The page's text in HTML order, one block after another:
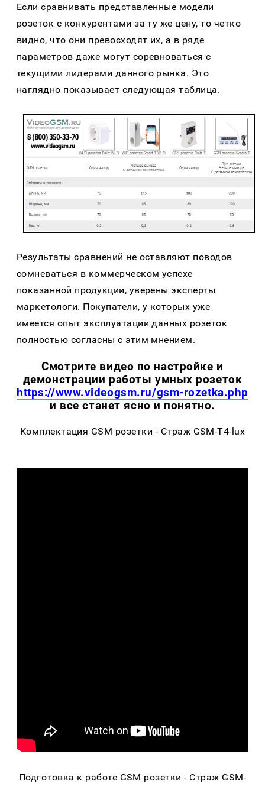
Если сравнивать представленные модели
розеток с конкурентами за ту же цену, то четко
видно, что они превосходят их, а в ряде
параметров даже могут соревноваться с
текущими лидерами данного рынка. Это
наглядно показывает следующая таблица.
Результаты сравнений не оставляют поводов
сомневаться в коммерческом успехе
показанной продукции, уверены эксперты
маркетологи. Покупатели, у которых уже
имеется опыт эксплуатации данных розеток
полностью согласны с этим мнением.
Смотрите видео по настройке и
демонстрации работы умных розеток
https://www.videogsm.ru/gsm-rozetka.php
и все станет ясно и понятно.
Комплектация GSM розетки - Страж GSM-T4-lux
Подготовка к работе GSM розетки - Страж GSM-